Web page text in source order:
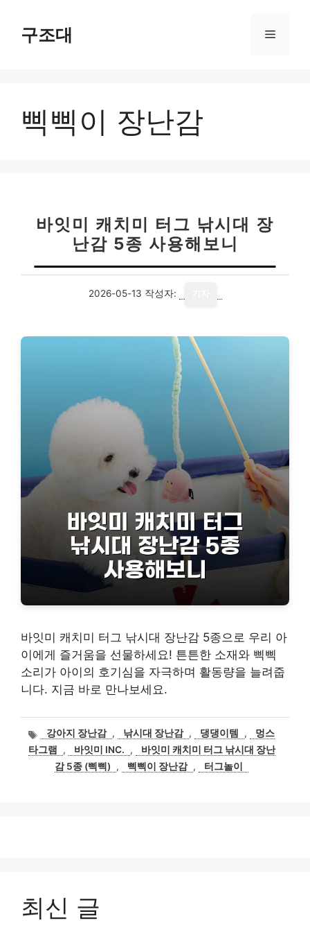
구조대 메
삑삑이 장난감
바잇미 캐치미 터그 낚시대 장
난감 5종 사용해보니
2026-05-13 작성자:
바잇미 캐치미 터그 낚시대 장난감 5종으로 우리 아
이에게 즐거움을 선물하세요! 튼튼한 소재와 삑삑
소리가 아이의 호기심을 자극하며 활동량을 늘려줍
니다. 지금 바로 만나보세요.
태
그
강아지 장난감 , 낚시대 장난감 , 댕댕이템 ,
멍스
타그램
, 바잇미 INC. ,
바잇미 캐치미 터그 낚시대 장난
감 5종 (삑삑)
, 삑삑이 장난감 , 터그놀이
최신 글